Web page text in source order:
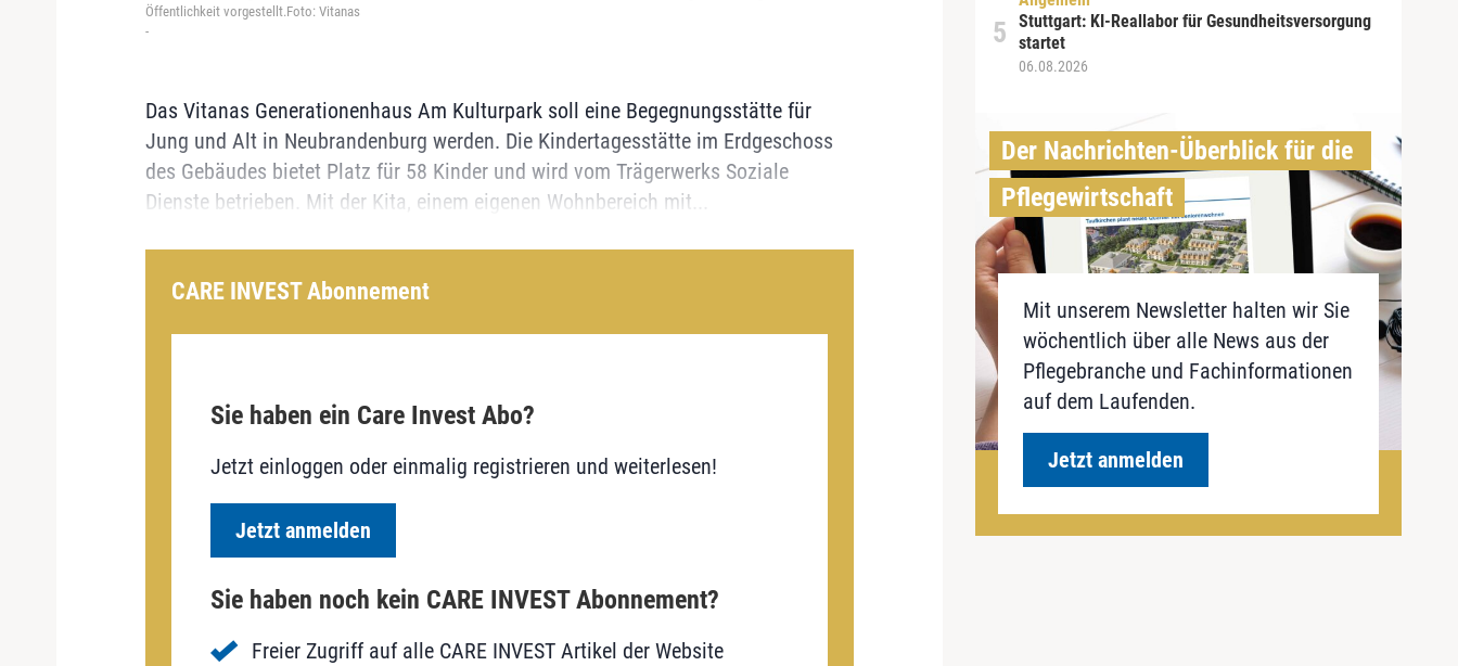
Öffentlichkeit vorgestellt.Foto: Vitanas
-
Das Vitanas Generationenhaus Am Kulturpark soll eine Begegnungsstätte für
Jung und Alt in Neubrandenburg werden. Die Kindertagesstätte im Erdgeschoss
des Gebäudes bietet Platz für 58 Kinder und wird vom Trägerwerks Soziale
Dienste betrieben. Mit der Kita, einem eigenen Wohnbereich mit...
CARE INVEST Abonnement
Sie haben ein Care Invest Abo?
Jetzt einloggen oder einmalig registrieren und weiterlesen!
Jetzt anmelden
Sie haben noch kein CARE INVEST Abonnement?
Freier Zugriff auf alle CARE INVEST Artikel der Website
Stuttgart: KI-Reallabor für Gesundheitsversorgung
startet
06.08.2026
Der Nachrichten-Überblick für die
Pflegewirtschaft
Mit unserem Newsletter halten wir Sie
wöchentlich über alle News aus der
Pflegebranche und Fachinformationen
auf dem Laufenden.
Jetzt anmelden